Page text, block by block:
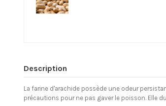
Description
La farine d'arachide possède une odeur
précautions pour ne pas gaver le poisson. Elle